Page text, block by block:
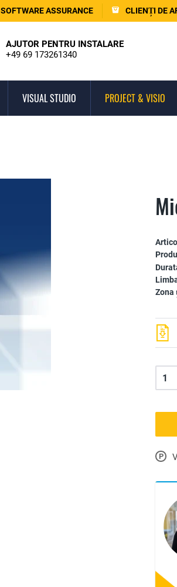
SOFTWARE ASSURANCE CLIENȚI DE
AJUTOR PENTRU INSTALARE
+49 69 173261340
VISUAL STUDIO PROJECT & VISIO
Zona
P